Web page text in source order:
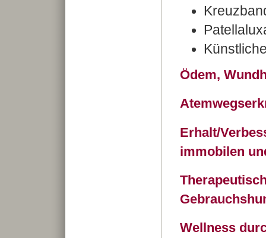
Ödem,
Erhalt/
immobilen
Wellness